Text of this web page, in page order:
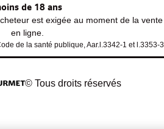
de 18 ans
est exigée au moment de la vente
en ligne.
de la santé publique, Aar.l.3342-1 et l.3353-3
© Tous droits réservés